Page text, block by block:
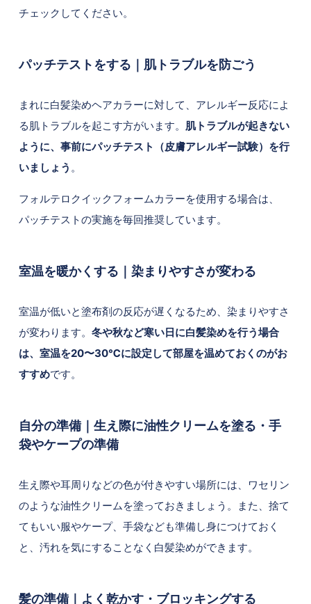
チェックしてください。
パッチテストをする｜肌トラブルを防ごう
まれに白髪染めヘアカラーに対して、アレルギー反応によ
る肌トラブルを起こす方がいます。 肌トラブルが起きない
ように、事前にパッチテスト（皮膚アレルギー試験）を行
いましょう 。
フォルテロクイックフォームカラーを使用する場合は、
パッチテストの実施を毎回推奨しています。
室温を暖かくする｜染まりやすさが変わる
室温が低いと塗布剤の反応が遅くなるため、染まりやすさ
が変わります。 冬や秋など寒い日に白髪染めを行う場合
は、室温を20〜30℃に設定して部屋を温めておくのがお
すすめです。
自分の準備｜生え際に油性クリームを塗る・手
袋やケープの準備
生え際や耳周りなどの色が付きやすい場所には、ワセリン
のような油性クリームを塗っておきましょう。また、捨て
てもいい服やケープ、手袋なども準備し身につけておく
と、汚れを気にすることなく白髪染めができます。
髪の準備｜よく乾かす・ブロッキングする